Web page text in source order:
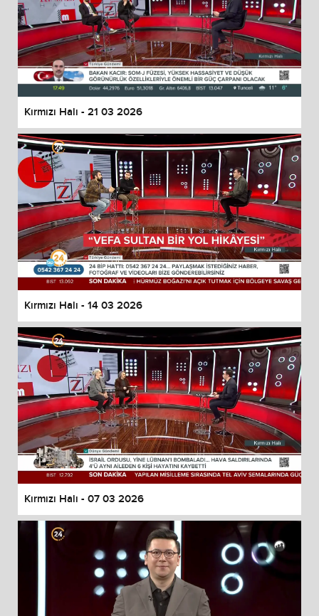
Kırmızı Halı - 21 03 2026
Kırmızı Halı - 14 03 2026
Kırmızı Halı - 07 03 2026